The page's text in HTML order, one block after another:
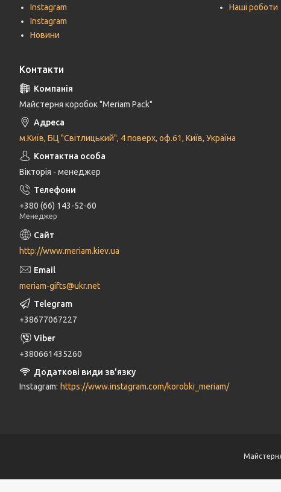
Instagram
Instagram
Новини
Наші роботи
Контакти
Майстерня коробок "Meriam Pack"
м.Київ, БЦ "Світлицький", 4 поверх, оф.61, Київ, Україна
Вікторія - менеджер
+380 (66) 143-52-60
Менеджер
http://www.meriam.kiev.ua
meriam-gifts@ukr.net
+38677067227
+380661435260
Instagram https://www.instagram.com/korobki_meriam/